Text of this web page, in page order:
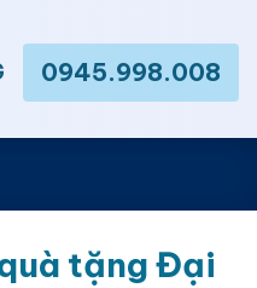
0945.998.008
tặng Đại